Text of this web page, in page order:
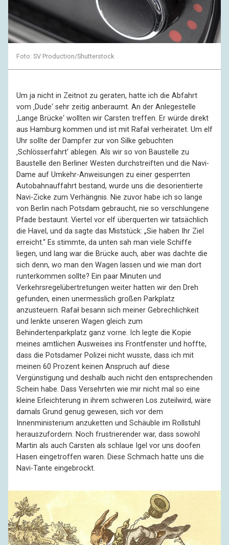
Foto: SV Production/Shutterstock
Um ja nicht in Zeitnot zu geraten, hatte ich die Abfahrt
vom ‚Dude‘ sehr zeitig anberaumt. An der Anlegestelle
‚Lange Brücke‘ wollten wir Carsten treffen. Er würde direkt
aus Hamburg kommen und ist mit Rafał verheiratet. Um elf
Uhr sollte der Dampfer zur von Silke gebuchten
‚Schlösserfahrt‘ ablegen. Als wir so von Baustelle zu
Baustelle den Berliner Westen durchstreiften und die Navi-
Dame auf Umkehr-Anweisungen zu einer gesperrten
Autobahnauffahrt bestand, wurde uns die desorientierte
Navi-Zicke zum Verhängnis. Nie zuvor habe ich so lange
von Berlin nach Potsdam gebraucht, nie so verschlungene
Pfade bestaunt. Viertel vor elf überquerten wir tatsächlich
die Havel, und da sagte das Miststück: „Sie haben Ihr Ziel
erreicht.“ Es stimmte, da unten sah man viele Schiffe
liegen, und lang war die Brücke auch, aber was dachte die
sich denn, wo man den Wagen lassen und wie man dort
runterkommen sollte? Ein paar Minuten und
Verkehrsregelübertretungen weiter hatten wir den Dreh
gefunden, einen unermesslich großen Parkplatz
anzusteuern. Rafał besann sich meiner Gebrechlichkeit
und lenkte unseren Wagen gleich zum
Behindertenparkplatz ganz vorne. Ich legte die Kopie
meines amtlichen Ausweises ins Frontfenster und hoffte,
dass die Potsdamer Polizei nicht wusste, dass ich mit
meinen 60 Prozent keinen Anspruch auf diese
Vergünstigung und deshalb auch nicht den entsprechenden
Schein habe. Dass Versehrten wie mir nicht mal so eine
kleine Erleichterung in ihrem schweren Los zuteilwird, wäre
damals Grund genug gewesen, sich vor dem
Innenministerium anzuketten und Schäuble im Rollstuhl
herauszufordern. Noch frustrierender war, dass sowohl
Martin als auch Carsten als schlaue Igel vor uns doofen
Hasen eingetroffen waren. Diese Schmach hatte uns die
Navi-Tante eingebrockt.